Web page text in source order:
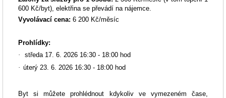
600 Kč/byt), elektřina se převádí na nájemce.
Vyvolávací cena: 6 200 Kč/měsíc
Prohlídky:
·
středa 17. 6. 2026 16:30 - 18:00 hod
· úterý 23. 6. 2026 16:30 - 18:00 hod
Byt si můžete prohlédnout kdykoliv ve vymezeném čase,